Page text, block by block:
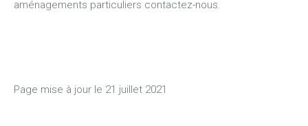
aménagements particuliers contactez-nous.
Page mise à jour le 21 juillet 2021